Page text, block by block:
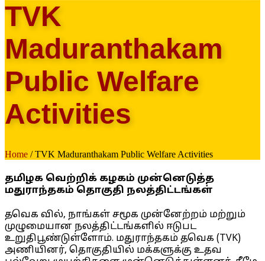
TVK
Maduranthakam
Public Welfare
Activities
Home / TVK Maduranthakam Public Welfare Activities
தமிழக வெற்றிக் கழகம் முன்னெடுத்த
மதுராந்தகம் தொகுதி நலத்திட்டங்கள்
தவெக வில், நாங்கள் சமூக முன்னேற்றம் மற்றும்
முழுமையான நலத்திட்டங்களில் ஈடுபட
உறுதிபூண்டுள்ளோம். மதுராந்தகம் தவெக (TVK)
அணியினர், தொகுதியில் மக்களுக்கு உதவ